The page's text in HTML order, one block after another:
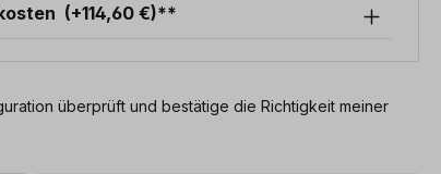
(+114,60 €)**
überprüft und bestätige die Richtigkeit meiner